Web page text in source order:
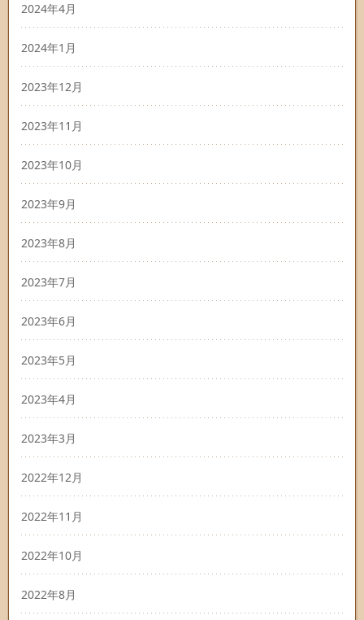
2024年4月
2024年1月
2023年12月
2023年11月
2023年10月
2023年9月
2023年8月
2023年7月
2023年6月
2023年5月
2023年4月
2023年3月
2022年12月
2022年11月
2022年10月
2022年8月